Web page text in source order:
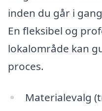
inden du går i
En fleksibel og
lokalområde kan
proces.
Materialevalg